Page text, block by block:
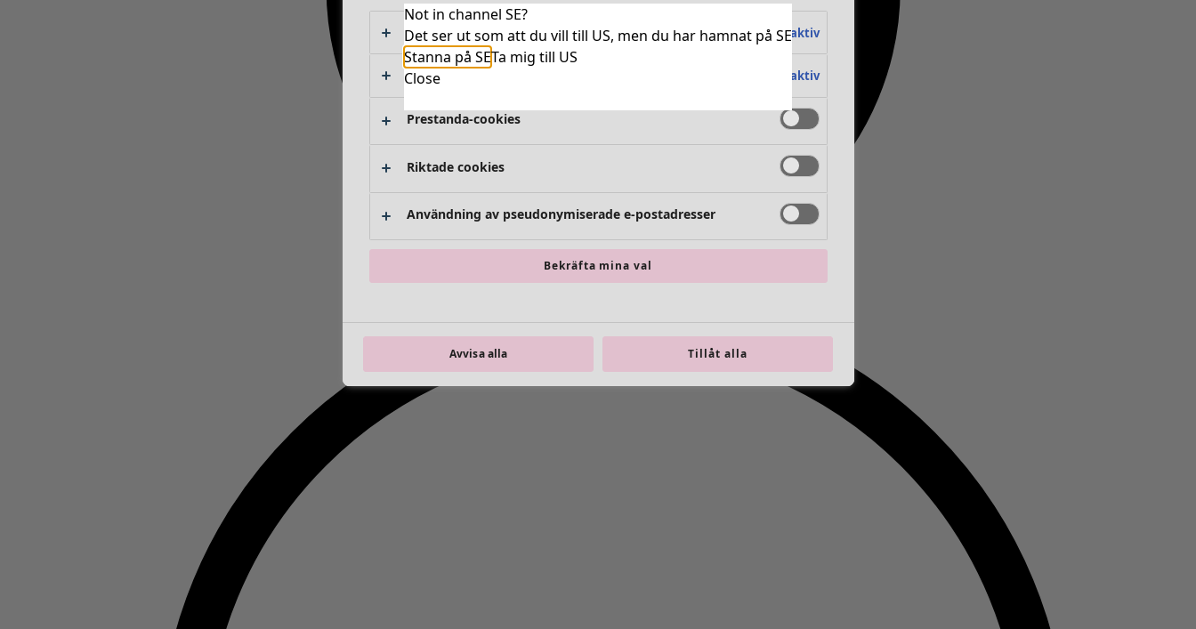
Not in channel SE?
Det ser ut som att du vill till US, men du har hamnat på SE
Stanna på SETa mig till US
Close
Absolut nödvändiga cookies Alltid aktiv
Funktionella cookies Alltid aktiv
Prestanda-cookies
Riktade cookies
Användning av pseudonymiserade e-postadresser
Bekräfta mina val
Avvisa alla Tillåt alla